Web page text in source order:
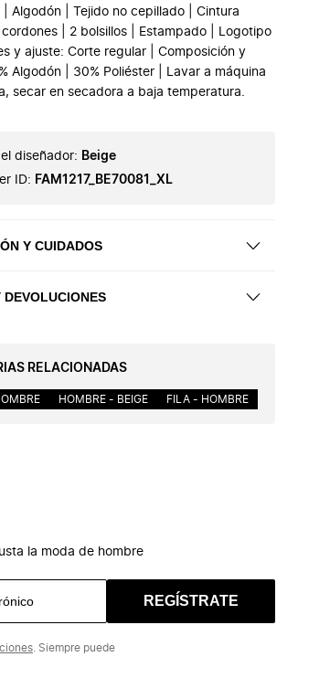
| Algodón | Tejido no cepillado | Cintura
| 2 bolsillos | Estampado | Logotipo
y ajuste: Corte regular | Composición y
Algodón | 30% Poliéster | Lavar a máquina
secar en secadora a baja temperatura.
diseñador: Beige
ID: FAM1217_BE70081_XL
Y CUIDADOS
DEVOLUCIONES
RELACIONADAS
HOMBRE - BEIGE FILA - HOMBRE
la moda de hombre
REGÍSTRATE
. Siempre puede